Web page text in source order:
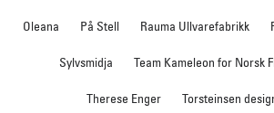
Oleana På Stell Rauma Ullvarefabrikk
Sylvsmidja Team Kameleon for Norsk
Therese Enger Torsteinsen